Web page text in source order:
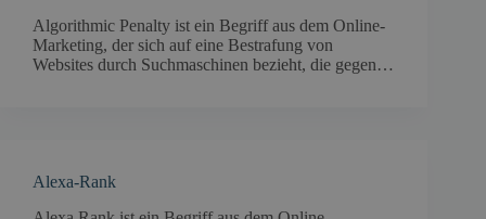
Algorithmic Penalty ist ein Begriff aus dem Online-
Marketing, der sich auf eine Bestrafung von
Websites durch Suchmaschinen bezieht, die gegen…
Alexa-Rank